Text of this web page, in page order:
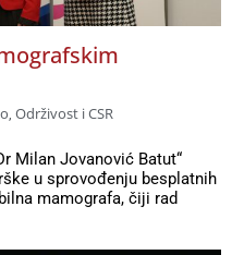
Održivost i CSR
Milan Jovanović Batut“
u sprovođenju besplatnih
mamografa, čiji rad